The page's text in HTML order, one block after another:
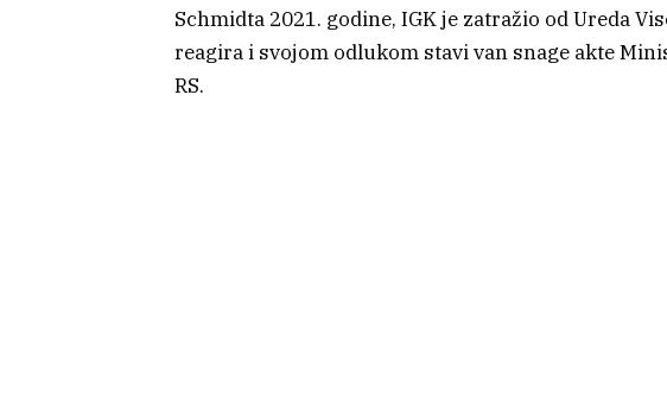
Schmidta 2021. godine, IGK je zatražio od Ureda
reagira i svojom odlukom stavi van snage akte
RS.